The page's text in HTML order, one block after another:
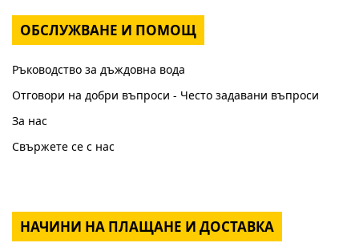
ОБСЛУЖВАНЕ И ПОМОЩ
Ръководство за дъждовна вода
Отговори на добри въпроси - Често задавани въпроси
За нас
Свържете се с нас
НАЧИНИ НА ПЛАЩАНЕ И ДОСТАВКА